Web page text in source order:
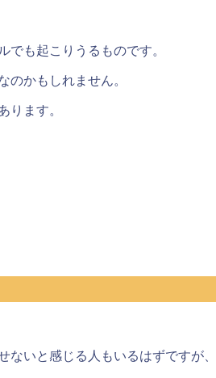
も起こりうるものです。
のかもしれません。
ります。
いと感じる人もいるはずですが、